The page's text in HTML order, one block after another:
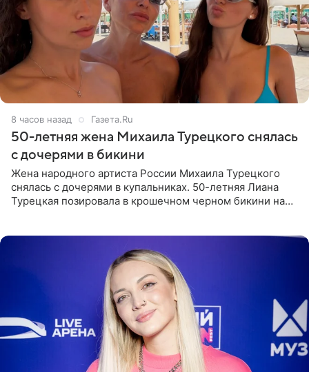
8 часов назад Газета.Ru
50-летняя жена Михаила Турецкого снялась
с дочерями в бикини
Жена народного артиста России Михаила Турецкого
снялась с дочерями в купальниках. 50-летняя Лиана
Турецкая позировала в крошечном черном бикини на